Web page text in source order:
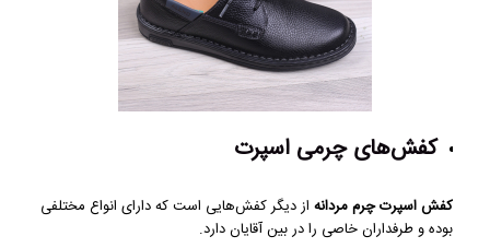
کفش‌های چرمی اسپرت
کفش اسپرت چرم مردانهاز دیگر کفش‌هایی است که دارای انواع مختلفی
بوده و طرفداران خاصی را در بین آقایان دارد.